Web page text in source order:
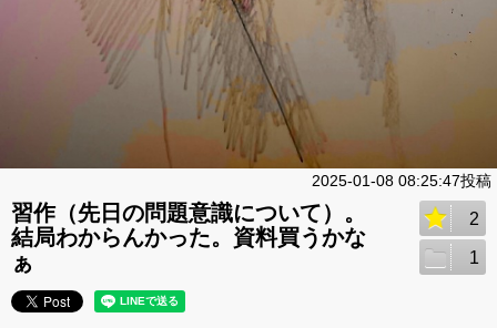
2025-01-08 08:25:47投稿
習作（先日の問題意識について）。
結局わからんかった。資料買うかな
ぁ
2
1